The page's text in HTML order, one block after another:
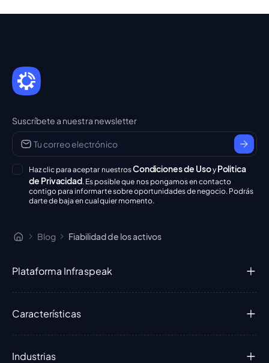
Suscríbete a nuestra newsletter
Haz clic para aceptar nuestrosCondiciones de Usoy Politica
de Privacidad. Es posible que nos pongamos en contacto
contigo para informarte sobre oportunidades de negocio. Podrás
darte de baja en cualquier momento.
Blog Fiabilidad de los activos
Plataforma Infraspeak
Características
Industrias